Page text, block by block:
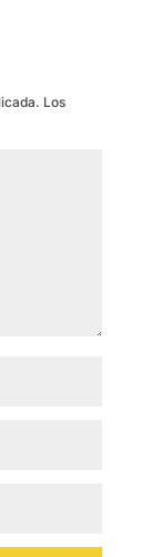
Los